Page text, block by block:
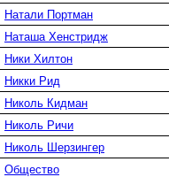
Натали Портман
Наташа Хенстридж
Ники Хилтон
Никки Рид
Николь Кидман
Николь Ричи
Николь Шерзингер
Общество